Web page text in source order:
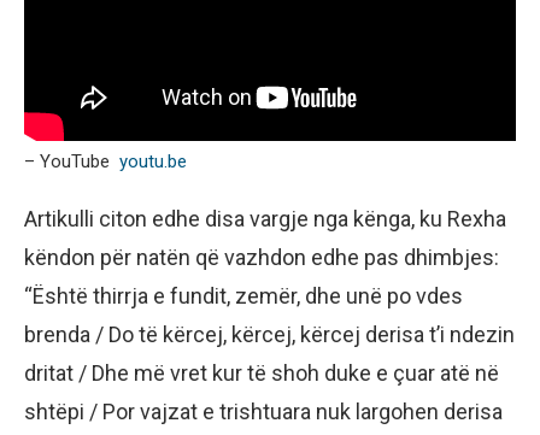
– YouTube youtu.be
Artikulli citon edhe disa vargje nga kënga, ku Rexha
këndon për natën që vazhdon edhe pas dhimbjes:
“Është thirrja e fundit, zemër, dhe unë po vdes
brenda / Do të kërcej, kërcej, kërcej derisa t’i ndezin
dritat / Dhe më vret kur të shoh duke e çuar atë në
shtëpi / Por vajzat e trishtuara nuk largohen derisa